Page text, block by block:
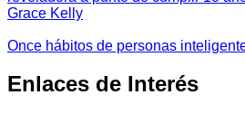
Grace Kelly
Once hábitos de personas
Enlaces de Interés